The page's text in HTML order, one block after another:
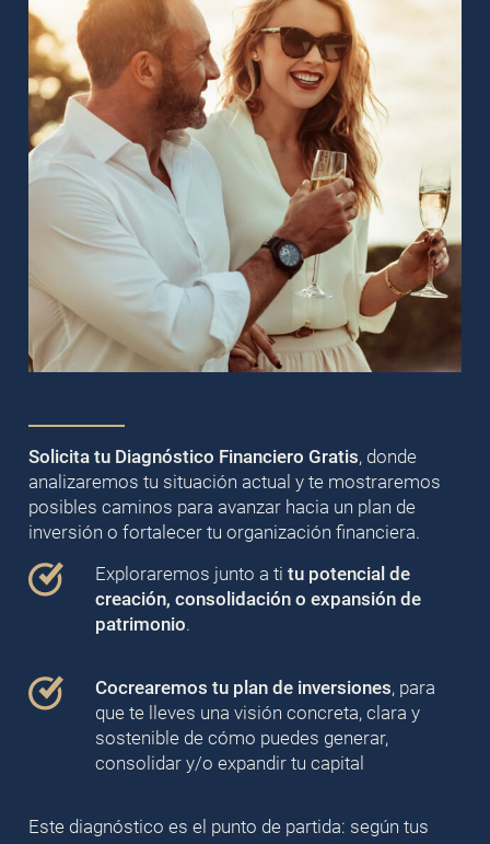
Solicita tu Diagnóstico Financiero Gratis, donde
analizaremos tu situación actual y te mostraremos
posibles caminos para avanzar hacia un plan de
inversión o fortalecer tu organización financiera.
Exploraremos junto a ti tu potencial de
creación, consolidación o expansión de
patrimonio.
Cocrearemos tu plan de inversiones, para
que te lleves una visión concreta, clara y
sostenible de cómo puedes generar,
consolidar y/o expandir tu capital
Este diagnóstico es el punto de partida: según tus